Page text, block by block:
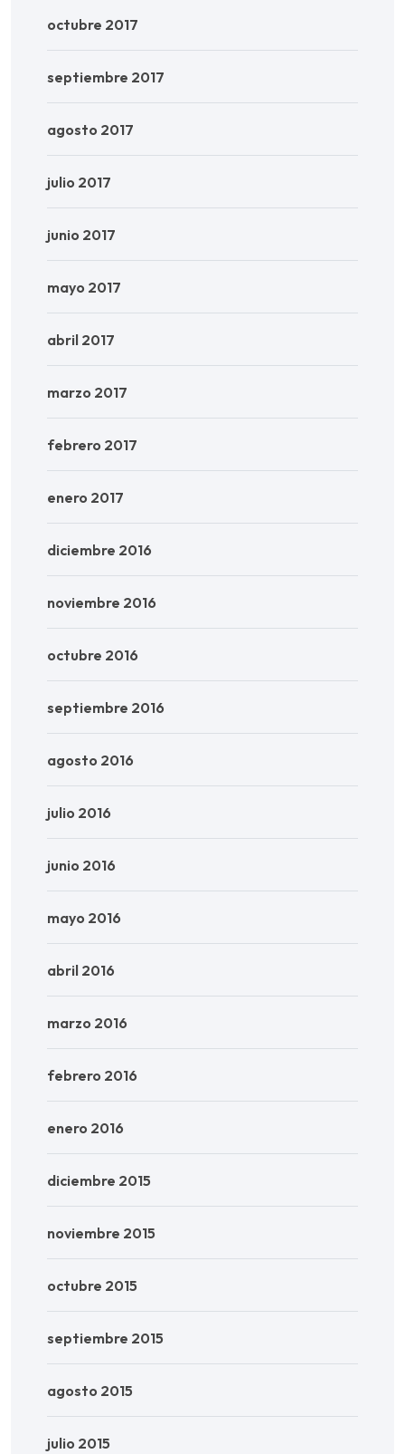
octubre 2017
septiembre 2017
agosto 2017
julio 2017
junio 2017
mayo 2017
abril 2017
marzo 2017
febrero 2017
enero 2017
diciembre 2016
noviembre 2016
octubre 2016
septiembre 2016
agosto 2016
julio 2016
junio 2016
mayo 2016
abril 2016
marzo 2016
febrero 2016
enero 2016
diciembre 2015
noviembre 2015
octubre 2015
septiembre 2015
agosto 2015
julio 2015